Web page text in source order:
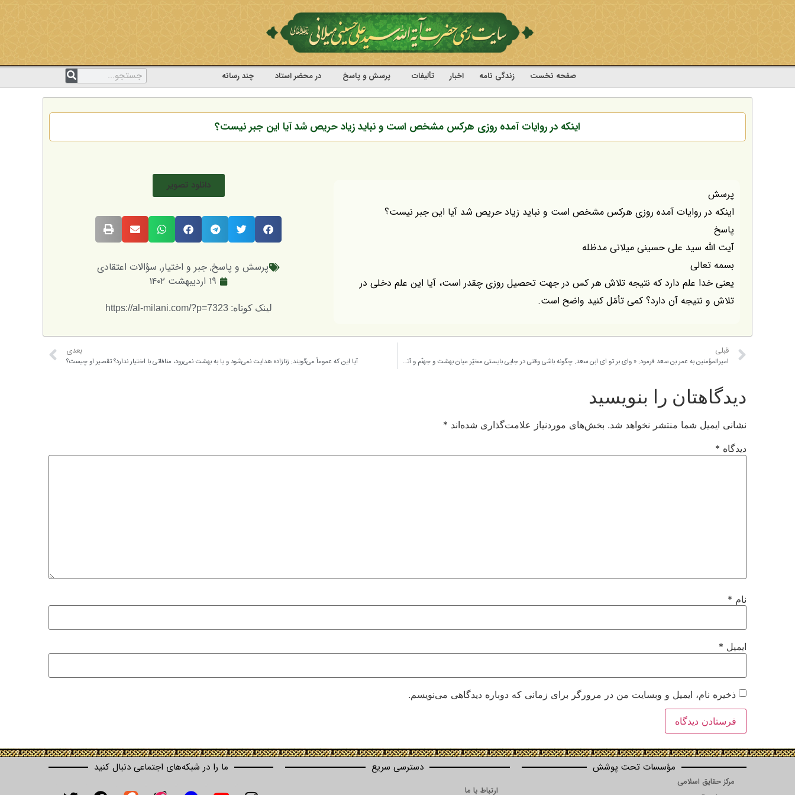
صفحه نخست زندگی نامه اخبار تألیفات پرسش و پاسخ در محضر استاد چند رسانه
اینکه در روایات آمده روزی هرکس مشخص است و نباید زیاد حریص شد آیا این جبر نیست؟
پرسش
اینکه در روایات آمده روزی هرکس مشخص است و نباید زیاد حریص شد آیا این جبر نیست؟
پاسخ
آیت الله سید علی حسینی میلانی مدظله
بسمه تعالی
یعنی خدا علم دارد که نتیجه تلاش هر کس در جهت تحصیل روزی چقدر است، آیا این علم دخلی در
تلاش و نتیجه آن دارد؟ کمی تأمّل کنید واضح است.
دانلود تصویر
پرسش و پاسخ, جبر و اختیار, سؤالات اعتقادی
۱۹ اردیبهشت ۱۴۰۲
لینک کوتاه: https://al-milani.com/?p=7323
قبلی
امیرالمؤمنین به عمر بن سعد فرمود: « وای بر تو ای ابن سعد. چگونه باشی وقتی در جایی بایستی مخیّر میان بهشت و جهنّم و آتش را اختیار کنی». می دانیم که پیشگویی امیرالمومنین صد در صد درست خواهد بود، پس نباید عمر بن سعد را ملامت کرد چون او مجبور به این کار بوده
بعدی
آیا این که عموماً می‌گویند: زنازاده هدایت نمی‌شود و یا به بهشت نمی‌رود، منافاتی با اختیار ندارد؟ تقصیر او چیست؟
دیدگاهتان را بنویسید
نشانی ایمیل شما منتشر نخواهد شد. بخش‌های موردنیاز علامت‌گذاری شده‌اند *
دیدگاه *
نام *
ایمیل *
ذخیره نام، ایمیل و وبسایت من در مرورگر برای زمانی که دوباره دیدگاهی می‌نویسم.
مؤسسات تحت پوشش
مرکز حقایق اسلامی
دسترسی سریع
ارتباط با ما
ما را در شبکه‌های اجتماعی دنبال کنید